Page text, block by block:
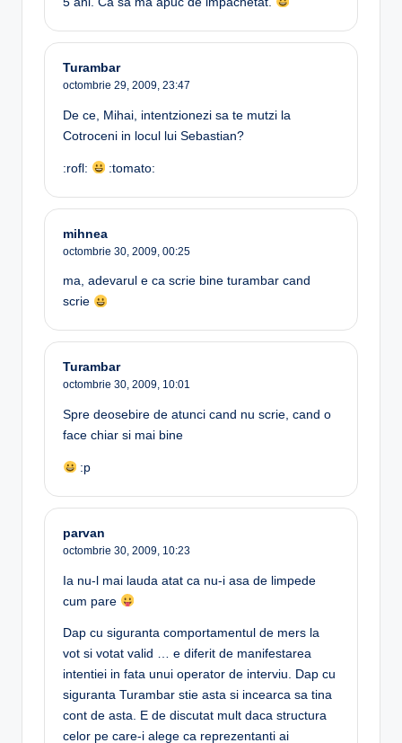
Turambar
octombrie 29, 2009, 23:47
De ce, Mihai, intentzionezi sa te mutzi la
Cotroceni in locul lui Sebastian?
:rofl: :tomato:
mihnea
octombrie 30, 2009, 00:25
ma, adevarul e ca scrie bine turambar cand
scrie
Turambar
octombrie 30, 2009, 10:01
Spre deosebire de atunci cand nu scrie, cand o
face chiar si mai bine
:p
parvan
octombrie 30, 2009, 10:23
Ia nu-l mai lauda atat ca nu-i asa de limpede
cum pare
Dap cu siguranta comportamentul de mers la
vot si votat valid … e diferit de manifestarea
intentiei in fata unui operator de interviu. Dap cu
siguranta Turambar stie asta si incearca sa tina
cont de asta. E de discutat mult daca structura
celor pe care-i alege ca reprezentanti ai